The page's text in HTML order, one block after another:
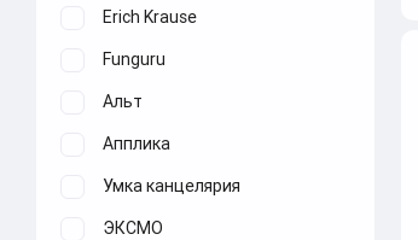
Erich Krause
Funguru
Альт
Апплика
Умка канцелярия
ЭКСМО